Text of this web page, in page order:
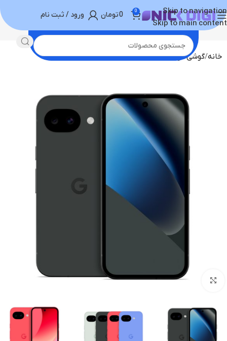
Skip to navigation
Skip to main content
0
0تومان ورود / ثبت نام
خانه گوشی موبایل گوگل
برای بزرگنمایی کلیک کنید